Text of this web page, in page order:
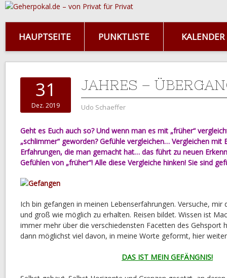
HAUPTSEITE PUNKTLISTE KALENDER
31
Dez. 2019
JAHRES –
Udo Schaeffer
Geht es Euch auch so? Und wenn man es mit „früher“
„schlimmer“ geworden? Gefühle vergleichen… Vergleichen mit
Erfahrungen, die man gemacht hat… das führt zu neuen
Gefühlen von „früher“! Alle diese Vergleiche hinken! Sie sind
Ich bin gefangen in meinen Lebenserfahrungen. Versuche, mir
und groß wie möglich zu erhalten. Reisen bildet. Wissen ist
immer mehr über die verschiedensten Facetten des Gehsport
dann möglichst viel davon, in meine Worte geformt, hier
DAS IST MEIN GEFÄNGNIS!